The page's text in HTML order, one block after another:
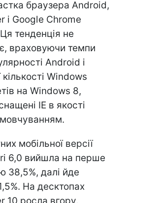
браузера Android,
і Google Chrome
тенденція не
враховуючи темпи
Android і
Windows
на Windows 8,
IE в якості
мобільної версії
6,0 вийшла на перше
38,5%, далі йде
На десктопах